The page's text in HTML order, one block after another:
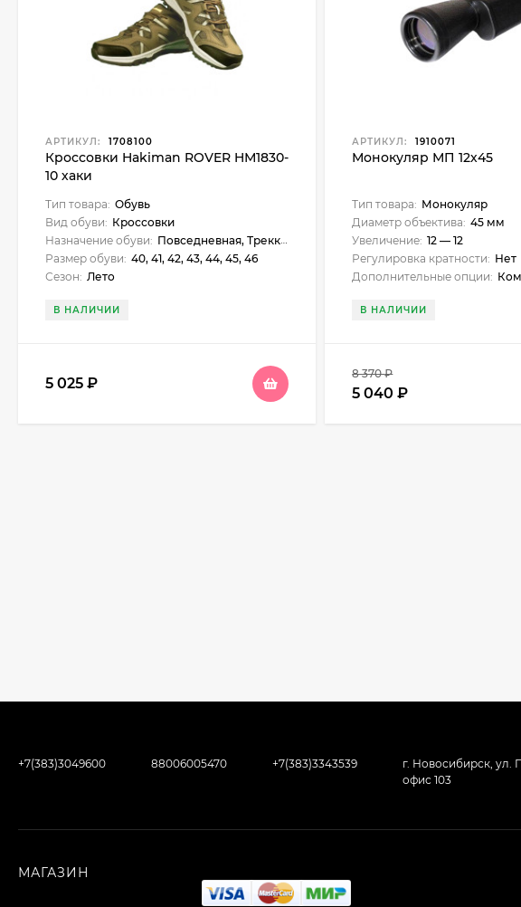
АРТИКУЛ: 1708100
Кроссовки Hakiman ROVER HМ1830-
10 хаки
Тип товара: Обувь
Вид обуви: Кроссовки
Назначение обуви: Повседневная, Треккинговая
Размер обуви: 40, 41, 42, 43, 44, 45, 46
Сезон: Лето
В НАЛИЧИИ
5 025 ₽
АРТИКУЛ: 1910071
Монокуляр МП 12х45
Тип товара: Монокуляр
Диаметр объектива: 45 мм
Увеличение: 12 — 12
Регулировка кратности: Нет
Дополнительные опции:
В НАЛИЧИИ
8 370₽
5 040₽
+7(383)3049600 88006005470 +7(383)3343539
г. Новосибирск, ул.
офис 103
МАГАЗИН